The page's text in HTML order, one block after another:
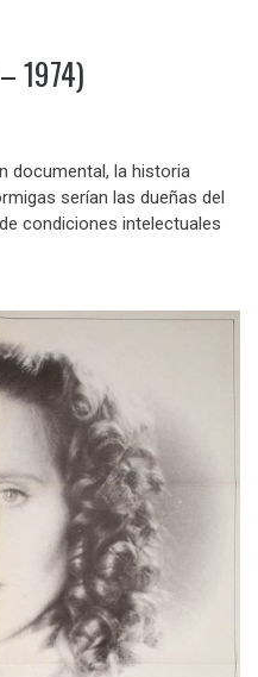
1974)
documental, la historia
serían las dueñas del
condiciones intelectuales